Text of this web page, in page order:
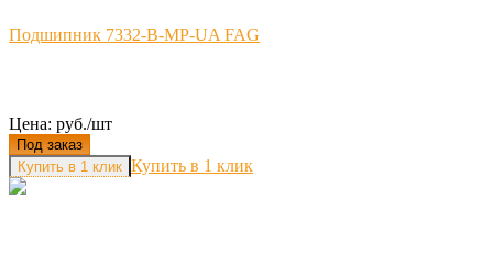
Подшипник 7332-B-MP-UA FAG
Цена: руб./шт
Под заказ
Купить в 1 клик